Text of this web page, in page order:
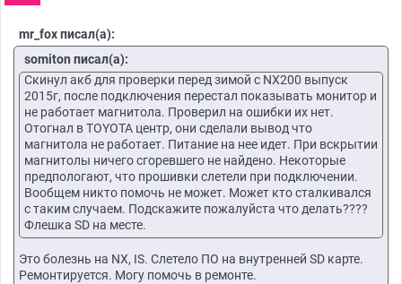
mr_fox писал(а):
somiton писал(а):
Скинул акб для проверки перед зимой с NX200 выпуск
2015г, после подключения перестал показывать монитор и
не работает магнитола. Проверил на ошибки их нет.
Отогнал в TOYOTA центр, они сделали вывод что
магнитола не работает. Питание на нее идет. При вскрытии
магнитолы ничего сгоревшего не найдено. Некоторые
предпологают, что прошивки слетели при подключении.
Вообщем никто помочь не может. Может кто сталкивался
с таким случаем. Подскажите пожалуйста что делать????
Флешка SD на месте.
Это болезнь на NX, IS. Слетело ПО на внутренней SD карте.
Ремонтируется. Могу помочь в ремонте.